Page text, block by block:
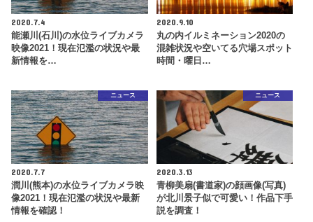
2020.7.4
能瀬川(石川)の水位ライブカメラ
映像2021！現在氾濫の状況や最
新情報を…
2020.9.10
丸の内イルミネーション2020の
混雑状況や空いてる穴場スポット
時間・曜日…
ニュース
2020.7.7
潤川(熊本)の水位ライブカメラ映
像2021！現在氾濫の状況や最新
情報を確認！
ニュース
2020.3.13
青柳美扇(書道家)の顔画像(写真)
が北川景子似で可愛い！作品下手
説を調査！